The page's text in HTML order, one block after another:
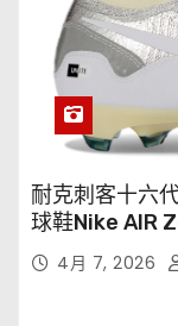
耐克刺客十六
球鞋Nike AIR
XXV FG35-45
4月 7, 2026